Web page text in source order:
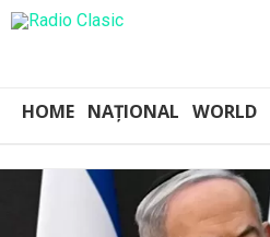
HOME NAȚIONAL WORLD